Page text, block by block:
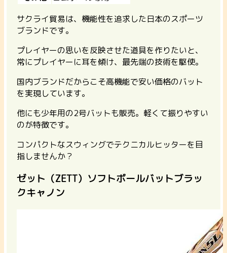
サクライ貿易は、機能性を追求した日本のスポーツ
ブランドです。
プレイヤーの思いを反映させた道具を作りたいと、
常にプレイヤーに耳を傾け、最先端の技術を駆使。
国内ブランドだからこそ高機能で安い価格のバット
を実現しています。
他にも少年用の2号バットも販売。軽くて振りやすい
のが特徴です。
コンパクトなスウィングでテクニカルヒッターを目
指しませんか？
ゼット（ZETT）ソフトボールバットブラッ
クキャノン